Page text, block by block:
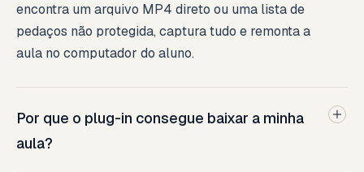
encontra um arquivo MP4 direto ou uma lista de
pedaços não protegida, captura tudo e remonta a
aula no computador do aluno.
Por que o plug-in consegue baixar a minha
aula?